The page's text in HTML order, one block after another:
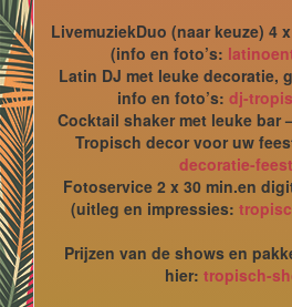
LivemuziekDuo (naar keuze) 4
(info en foto’s:
Latin DJ met leuke decoratie,
info en foto’s: dj-
Cocktail shaker met leuke bar
Tropisch decor voor uw
decoratie-
Fotoservice 2 x 30 min.en
(uitleg en impressies:
Prijzen van de shows en
hier: tropisch-